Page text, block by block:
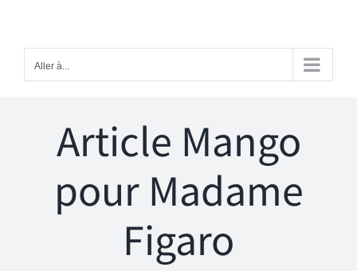
Aller à...
Article Mango
pour Madame
Figaro